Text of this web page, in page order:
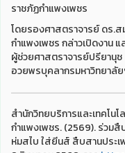
ราชภัฏกำแพงเพชร
โดยรองศาสตราจารย์ ดร.
กำแพงเพชร กล่าวเปิดงาน
ผู้ช่วยศาสตราจารย์ปรียานุ
อวยพรบุคลากรมหาวิทยาลั
สำนักวิทยบริการและเทคโน
กำแพงเพชร. (2569). ร่วม
ห่มสไบ ใส่ยีนส์ สืบสานประ